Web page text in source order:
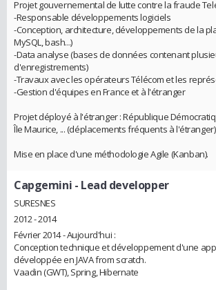
Projet gouvernemental de lutte contre la fraude
-Responsable développements logiciels
-Conception, architecture, développements de la
MySQL, bash...)
-Data analyse (bases de données contenant
d'enregistrements)
-Travaux avec les opérateurs Télécom et les
-Gestion d'équipes en France et à l'étranger
Projet déployé à l'étranger : République
Île Maurice, ... (déplacements fréquents à l'étranger)
Mise en place d'une méthodologie Agile (Kanban).
Capgemini - Lead developper
SURESNES
2012 - 2014
Février 2014 - Aujourd'hui :
Conception technique et développement d'une
développée en JAVA from scratch.
Vaadin (GWT), Spring, Hibernate